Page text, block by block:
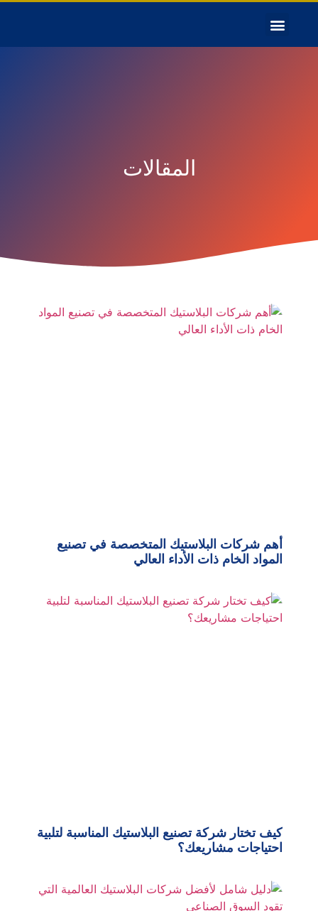
المقالات
أهم شركات البلاستيك المتخصصة في تصنيع
المواد الخام ذات الأداء العالي
كيف تختار شركة تصنيع البلاستيك المناسبة لتلبية
احتياجات مشاريعك؟